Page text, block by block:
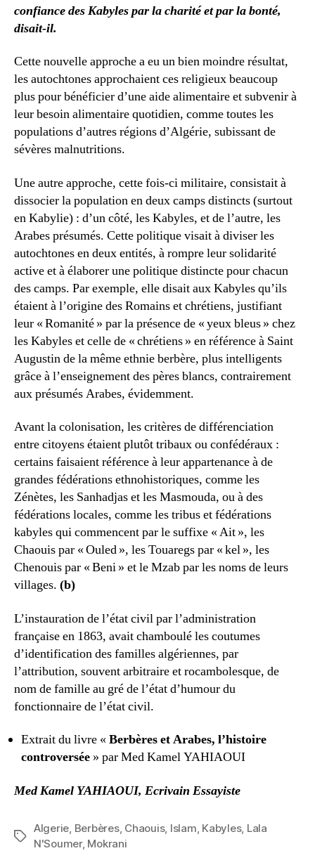
confiance des Kabyles par la charité et par la bonté,
disait-il.
Cette nouvelle approche a eu un bien moindre résultat,
les autochtones approchaient ces religieux beaucoup
plus pour bénéficier d’une aide alimentaire et subvenir à
leur besoin alimentaire quotidien, comme toutes les
populations d’autres régions d’Algérie, subissant de
sévères malnutritions.
Une autre approche, cette fois-ci militaire, consistait à
dissocier la population en deux camps distincts (surtout
en Kabylie) : d’un côté, les Kabyles, et de l’autre, les
Arabes présumés. Cette politique visait à diviser les
autochtones en deux entités, à rompre leur solidarité
active et à élaborer une politique distincte pour chacun
des camps. Par exemple, elle disait aux Kabyles qu’ils
étaient à l’origine des Romains et chrétiens, justifiant
leur « Romanité » par la présence de « yeux bleus » chez
les Kabyles et celle de « chrétiens » en référence à Saint
Augustin de la même ethnie berbère, plus intelligents
grâce à l’enseignement des pères blancs, contrairement
aux présumés Arabes, évidemment.
Avant la colonisation, les critères de différenciation
entre citoyens étaient plutôt tribaux ou confédéraux :
certains faisaient référence à leur appartenance à de
grandes fédérations ethnohistoriques, comme les
Zénètes, les Sanhadjas et les Masmouda, ou à des
fédérations locales, comme les tribus et fédérations
kabyles qui commencent par le suffixe « Ait », les
Chaouis par « Ouled », les Touaregs par « kel », les
Chenouis par « Beni » et le Mzab par les noms de leurs
villages. (b)
L’instauration de l’état civil par l’administration
française en 1863, avait chamboulé les coutumes
d’identification des familles algériennes, par
l’attribution, souvent arbitraire et rocambolesque, de
nom de famille au gré de l’état d’humour du
fonctionnaire de l’état civil.
Extrait du livre « Berbères et Arabes, l’histoire
controversée » par Med Kamel YAHIAOUI
Med Kamel YAHIAOUI, Ecrivain Essayiste
Étiquettes
Algerie Berbères, Chaouis, Islam Kabyles, Lala
N'Soumer, Mokrani